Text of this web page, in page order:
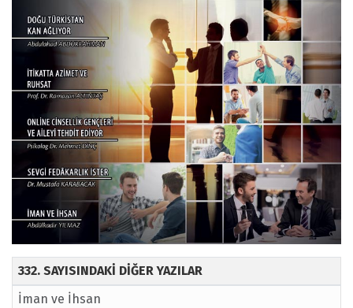
332. SAYISINDAKİ DİĞER YAZILAR
İman ve İhsan